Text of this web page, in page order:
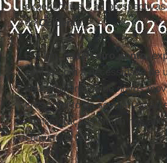
experiências e as
doOcidente".
Por fim, noterceiro ponto ,
contas com a necessidade de
pela proliferação de novos
crescimento da secularização
comemoração comum nos
comum de fé".